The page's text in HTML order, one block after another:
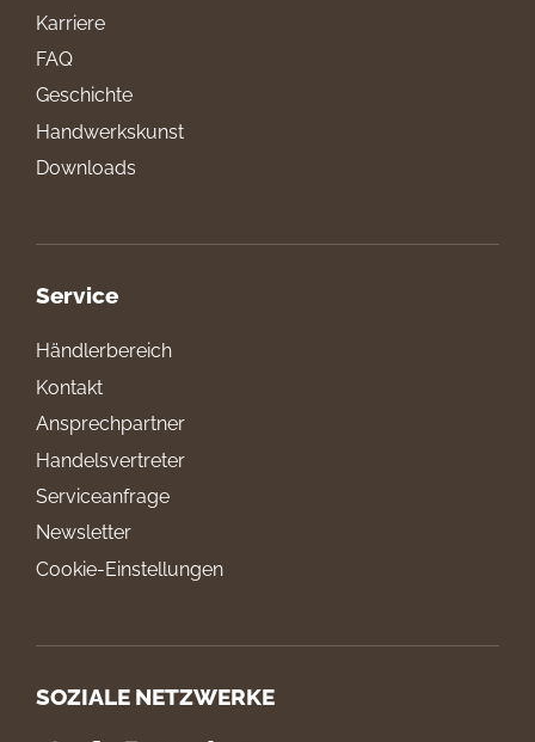
Karriere
FAQ
Geschichte
Handwerkskunst
Downloads
Service
Händlerbereich
Kontakt
Ansprechpartner
Handelsvertreter
Serviceanfrage
Newsletter
Cookie-Einstellungen
SOZIALE NETZWERKE